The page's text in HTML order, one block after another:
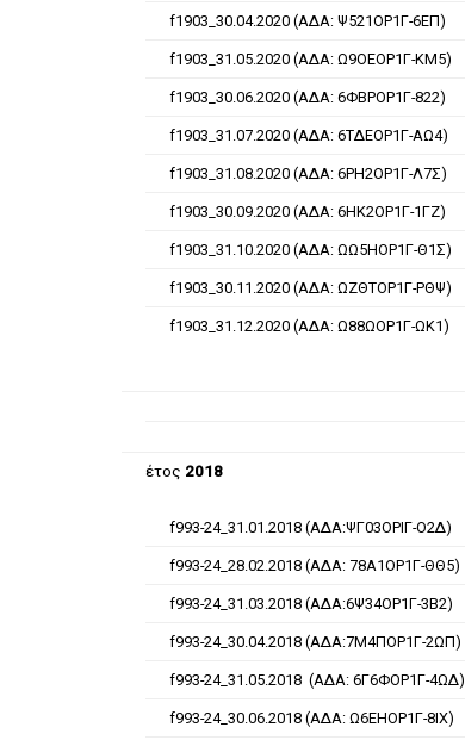
f1903_30.04.2020 (ΑΔΑ: Ψ521ΟΡ1Γ-6ΕΠ)
f1903_31.05.2020 (ΑΔΑ: Ω9ΟΕΟΡ1Γ-ΚΜ5)
f1903_30.06.2020 (ΑΔΑ: 6ΦΒΡΟΡ1Γ-822)
f1903_31.07.2020 (ΑΔΑ: 6ΤΔΕΟΡ1Γ-ΑΩ4)
f1903_31.08.2020 (ΑΔΑ: 6ΡΗ2ΟΡ1Γ-Λ7Σ)
f1903_30.09.2020 (ΑΔΑ: 6ΗΚ2ΟΡ1Γ-1ΓΖ)
f1903_31.10.2020 (ΑΔΑ: ΩΩ5ΗΟΡ1Γ-Θ1Σ)
f1903_30.11.2020 (ΑΔΑ: ΩΖΘΤΟΡ1Γ-ΡΘΨ)
f1903_31.12.2020 (ΑΔΑ: Ω88ΩΟΡ1Γ-ΩΚ1)
έτος 2018
f993-24_31.01.2018 (ΑΔΑ:ΨΓ03ΟΡΙΓ-Ο2Δ)
f993-24_28.02.2018 (ΑΔΑ: 78Α1ΟΡ1Γ-ΘΘ5)
f993-24_31.03.2018 (ΑΔΑ:6Ψ34ΟΡ1Γ-3Β2)
f993-24_30.04.2018 (ΑΔΑ:7Μ4ΠΟΡ1Γ-2ΩΠ)
f993-24_31.05.2018 (ΑΔΑ: 6Γ6ΦΟΡ1Γ-4ΩΔ)
f993-24_30.06.2018 (ΑΔΑ: Ω6ΕΗΟΡ1Γ-8ΙΧ)